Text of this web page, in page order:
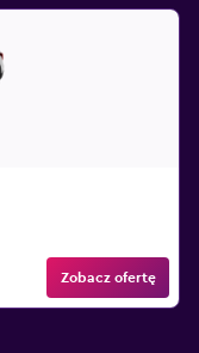
Zobacz ofertę